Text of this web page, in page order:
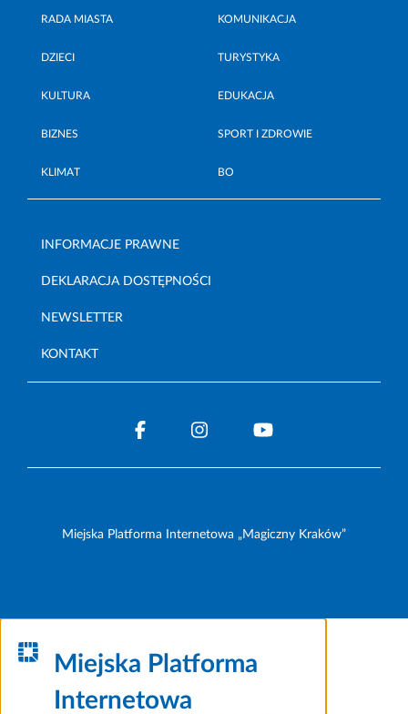
RADA MIASTA KOMUNIKACJA
DZIECI TURYSTYKA
KULTURA EDUKACJA
BIZNES SPORT I ZDROWIE
KLIMAT BO
INFORMACJE PRAWNE
DEKLARACJA DOSTĘPNOŚCI
NEWSLETTER
KONTAKT
Miejska Platforma Internetowa „Magiczny Kraków”
Miejska Platforma
Internetowa